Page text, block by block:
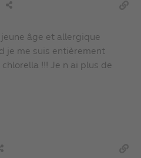
âge et allergique
je me suis entièrement
!!! Je n ai plus de